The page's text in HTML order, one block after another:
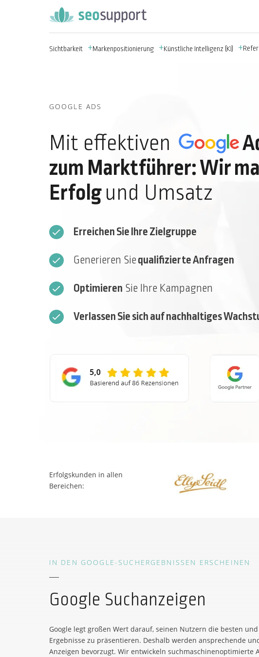
Sichtbarkeit Markenpositionierung Künstliche Intelligenz (KI)
GOOGLE ADS
Mit effektiven A
zum Marktführer: Wir
Erfolg und Umsatz
Erreichen Sie Ihre Zielgruppe
Generieren Sie qualifizierte Anfragen
Optimieren Sie Ihre Kampagnen
Verlassen Sie sich auf nachhaltiges
Erfolgskunden in allen
Bereichen:
IN DEN GOOGLE-SUCHERGEBNISSEN ERSCHEINEN
Google Suchanzeigen
Google legt großen Wert darauf, seinen Nutzern die besten
Ergebnisse zu präsentieren. Deshalb werden ansprechende
Anzeigen bevorzugt. Wir entwickeln suchmaschinenoptimierte